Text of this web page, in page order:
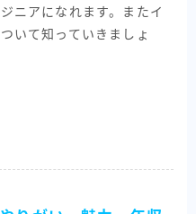
ニアになれます。またイ
いて知っていきましょ